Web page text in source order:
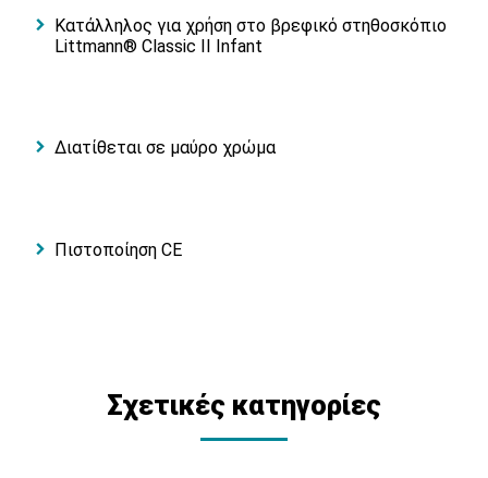
Κατάλληλος για χρήση στο βρεφικό στηθοσκόπιο
Littmann® Classic II Infant
Διατίθεται σε μαύρο χρώμα
Πιστοποίηση CE
Σχετικές κατηγορίες